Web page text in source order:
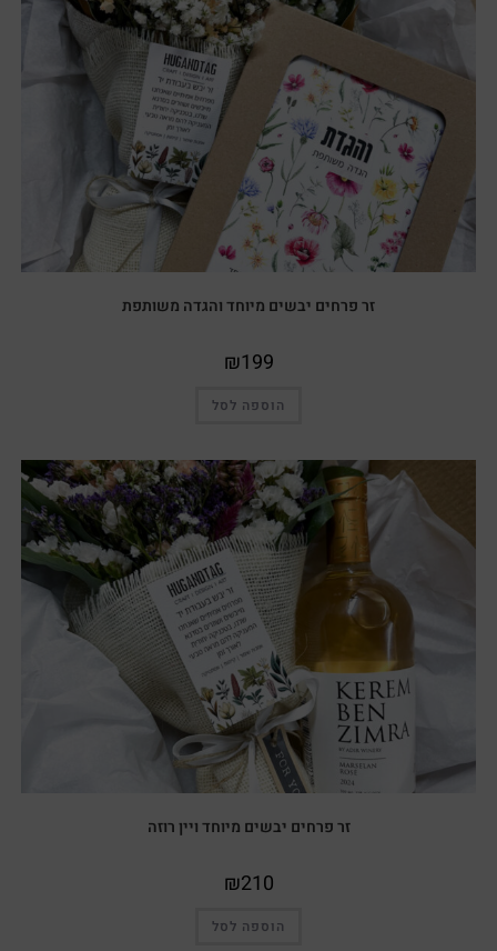
זר פרחים יבשים מיוחד והגדה משותפת
₪199
הוספה לסל
זר פרחים יבשים מיוחד ויין רוזה
₪210
הוספה לסל